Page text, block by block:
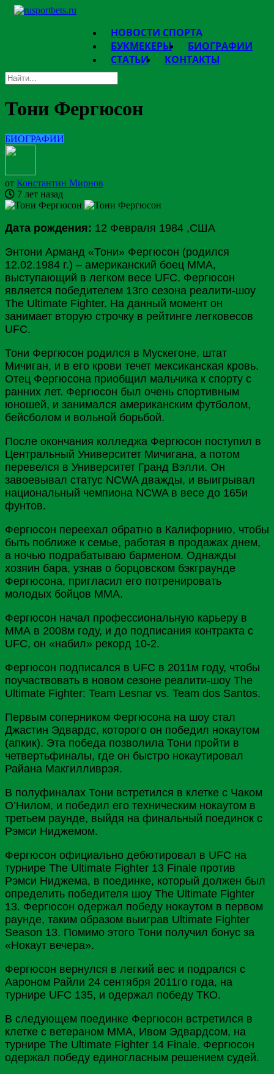
НОВОСТИ СПОРТА
БУКМЕКЕРЫ
БИОГРАФИИ
СТАТЬИ
КОНТАКТЫ
Тони Фергюсон
БИОГРАФИИ
от Константин Мирнов
7 лет назад
Дата рождения: 12 Февраля 1984 ,США
Энтони Арманд «Тони» Фергюсон (родился
12.02.1984 г.) – американский боец ММА,
выступающий в легком весе UFC. Фергюсон
является победителем 13го сезона реалити-шоу
The Ultimate Fighter. На данный момент он
занимает вторую строчку в рейтинге легковесов
UFC.
Тони Фергюсон родился в Мускегоне, штат
Мичиган, и в его крови течет мексиканская кровь.
Отец Фергюсона приобщил мальчика к спорту с
ранних лет. Фергюсон был очень спортивным
юношей, и занимался американским футболом,
бейсболом и вольной борьбой.
После окончания колледжа Фергюсон поступил в
Центральный Университет Мичигана, а потом
перевелся в Университет Гранд Вэлли. Он
завоевывал статус NCWA дважды, и выигрывал
национальный чемпиона NCWA в весе до 165и
фунтов.
Фергюсон переехал обратно в Калифорнию, чтобы
быть поближе к семье, работая в продажах днем,
а ночью подрабатываю барменом. Однажды
хозяин бара, узнав о борцовском бэкграунде
Фергюсона, пригласил его потренировать
молодых бойцов ММА.
Фергюсон начал профессиональную карьеру в
ММА в 2008м году, и до подписания контракта с
UFC, он «набил» рекорд 10-2.
Фергюсон подписался в UFC в 2011м году, чтобы
поучаствовать в новом сезоне реалити-шоу The
Ultimate Fighter: Team Lesnar vs. Team dos Santos.
Первым соперником Фергюсона на шоу стал
Джастин Эдвардс, которого он победил нокаутом
(апкик). Эта победа позволила Тони пройти в
четвертьфиналы, где он быстро нокаутировал
Райана Макгилливрэя.
В полуфиналах Тони встретился в клетке с Чаком
О’Нилом, и победил его техническим нокаутом в
третьем раунде, выйдя на финальный поединок с
Рэмси Ниджемом.
Фергюсон официально дебютировал в UFC на
турнире The Ultimate Fighter 13 Finale против
Рэмси Ниджема, в поединке, который должен был
определить победителя шоу The Ultimate Fighter
13. Фергюсон одержал победу нокаутом в первом
раунде, таким образом выиграв Ultimate Fighter
Season 13. Помимо этого Тони получил бонус за
«Нокаут вечера».
Фергюсон вернулся в легкий вес и подрался с
Аароном Райли 24 сентября 2011го года, на
турнире UFC 135, и одержал победу ТКО.
В следующем поединке Фергюсон встретился в
клетке с ветераном ММА, Ивом Эдвардсом, на
турнире The Ultimate Fighter 14 Finale. Фергюсон
одержал победу единогласным решением судей.